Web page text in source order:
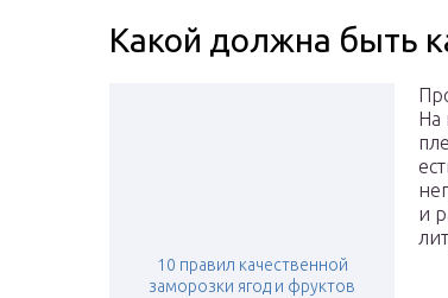
Какой должна быть
10 правил качественной
заморозки ягод и фруктов
На
и